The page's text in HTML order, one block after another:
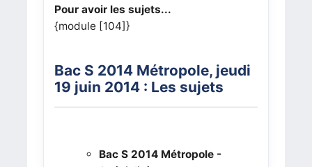
Pour avoir les sujets...
{module [104]}
Bac S 2014 Métropole, jeudi
19 juin 2014: Les sujets
Bac S 2014 Métropole -